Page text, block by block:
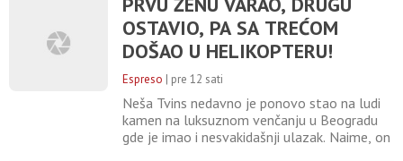
rešio da brige ostavi po strani i posveti se
sebi. On je podelio fotografiju iz noćnog
provoda na kojoj pozira u društvu zanosne
plavuše. Objava
OSTAVIO, PA SA TREĆOM
DOŠAO U HELIKOPTERU!
Ljubavni život ovog densera je
za nevericu
Espreso | pre 12 sati
Neša Tvins nedavno je ponovo stao na ludi
kamen na luksuznom venčanju u Beogradu
gde je imao i nesvakidašnji ulazak. Naime, on